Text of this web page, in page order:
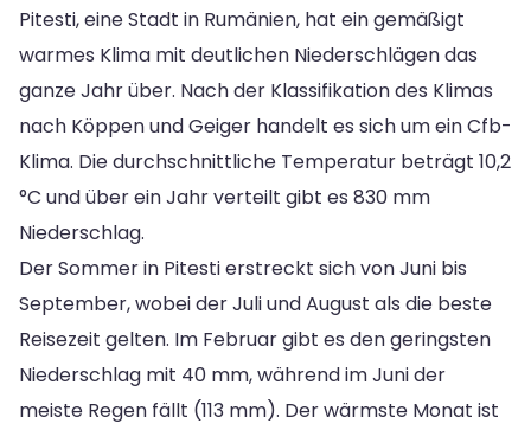
Pitesti, eine Stadt in Rumänien, hat ein gemäßigt
warmes Klima mit deutlichen Niederschlägen das
ganze Jahr über. Nach der Klassifikation des Klimas
nach Köppen und Geiger handelt es sich um ein Cfb-
Klima. Die durchschnittliche Temperatur beträgt 10,2
°C und über ein Jahr verteilt gibt es 830 mm
Niederschlag.
Der Sommer in Pitesti erstreckt sich von Juni bis
September, wobei der Juli und August als die beste
Reisezeit gelten. Im Februar gibt es den geringsten
Niederschlag mit 40 mm, während im Juni der
meiste Regen fällt (113 mm). Der wärmste Monat ist